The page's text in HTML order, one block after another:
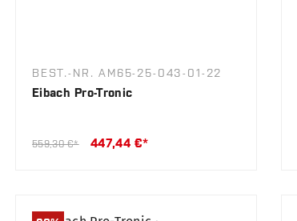
BEST.-NR. AM65-25-043-01-22
Eibach Pro-Tronic
559,30 €* 447,44 €*